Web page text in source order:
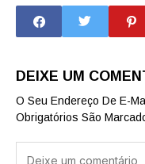
DEIXE UM
O Seu Endereço De E-
Obrigatórios São